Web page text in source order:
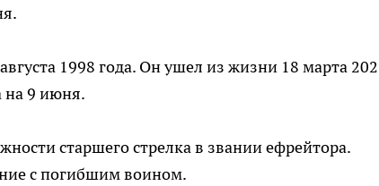
1998 года. Он ушел из жизни 18 марта
на 9 июня.
старшего стрелка в звании ефрейтора.
с погибшим воином.